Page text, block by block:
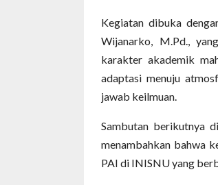
Kegiatan dibuka
Wijanarko, M.Pd.,
karakter akademik
adaptasi menuju
jawab keilmuan.
Sambutan berikutnya
menambahkan bahwa
PAI di INISNU yang